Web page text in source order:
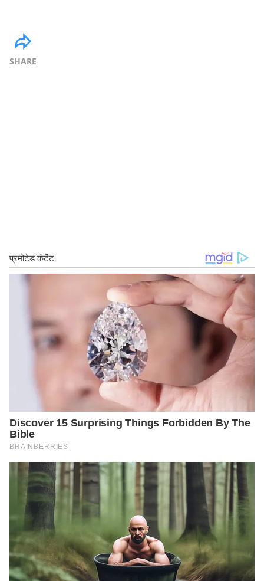
SHARE